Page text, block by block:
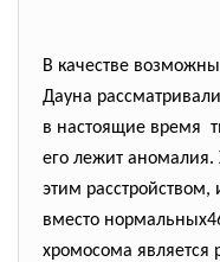
В качестве
Дауна
в настоящие время
его лежит
этим
вместо
хромосома является